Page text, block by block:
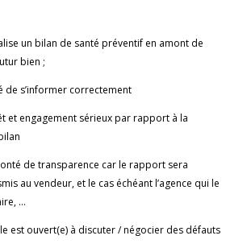
un bilan de santé préventif en amont de
bien ;
de s’informer correctement
et engagement sérieux par rapport à la
de transparence car le rapport sera
au vendeur, et le cas échéant l’agence qui le
…
est ouvert(e) à discuter / négocier des défauts